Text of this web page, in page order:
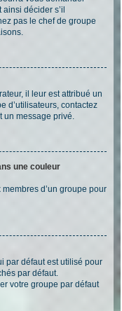
décider s’il
pas le chef de groupe
il leur est attribué un
d’utilisateurs, contactez
un message privé.
une couleur
d’un groupe pour
par défaut est utilisé pour
par défaut.
votre groupe par défaut